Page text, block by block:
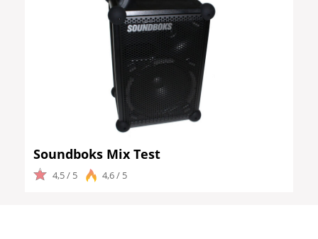
Soundboks Mix Test
4,5 / 5 4,6 / 5